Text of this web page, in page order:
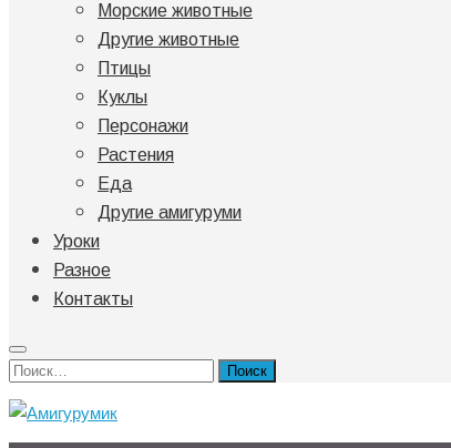
Морские животные
Другие животные
Птицы
Куклы
Персонажи
Растения
Еда
Другие амигуруми
Уроки
Разное
Контакты
Найти: